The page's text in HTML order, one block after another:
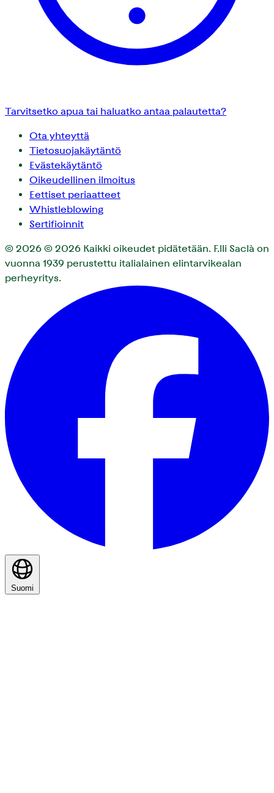
Tarvitsetko apua tai haluatko antaa palautetta?
Ota yhteyttä
Tietosuojakäytäntö
Evästekäytäntö
Oikeudellinen ilmoitus
Eettiset periaatteet
Whistleblowing
Sertifioinnit
© 2026 © 2026 Kaikki oikeudet pidätetään. F.lli Saclà on
vuonna 1939 perustettu italialainen elintarvikealan
perheyritys.
Suomi